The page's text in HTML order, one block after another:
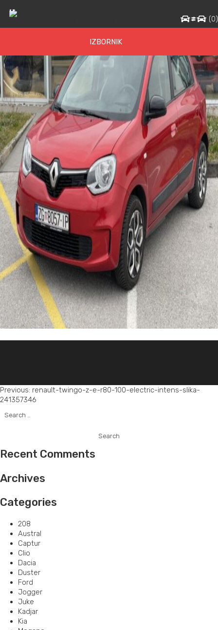
IZBORNIK
(0)
renault-twingo-z-e-r80-100-electric-
Post
Previous: renault-twingo-z-e-r80-100-electric-intens-slika-
241357346
for:
Recent Comments
Archives
Categories
208
Austral
Captur
Clio
Dacia
Duster
Ford
Jogger
Juke
Kadjar
Kia